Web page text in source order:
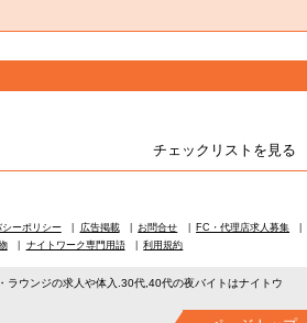
チェックリストを見る
ーポリシー 広告掲載 お問合せ
FC・代理店求人募集
ナイトワーク専門用語 利用規約
ウンジの求人や体入.30代,40代の夜バイトはナイトウ